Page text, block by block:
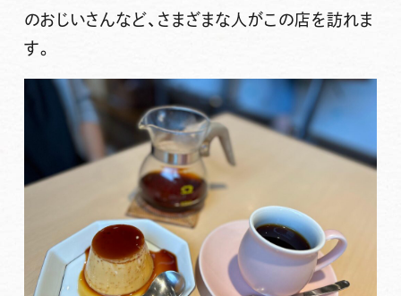
のおじいさんなど、さまざまな人がこの店を訪れま
す。